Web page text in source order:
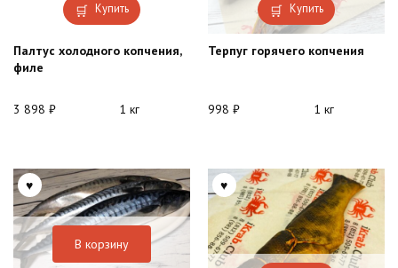
Купить
Палтус холодного копчения,
филе
3 898 ₽ 1 кг
Купить
Терпуг горячего копчения
998 ₽ 1 кг
В корзину